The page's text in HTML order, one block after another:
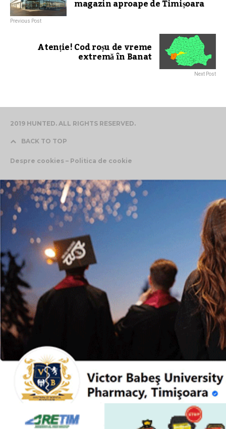
magazin aproape de Timișoara
Previous Post
Atenție! Cod roșu de vreme
extremă în Banat
Next Post
2019 HUNTED. ALL RIGHTS RESERVED.
BACK TO TOP
Despre cookies – Politica de cookie